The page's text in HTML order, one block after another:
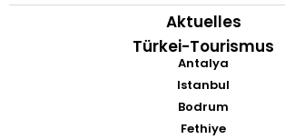
Aktuelles
Türkei-Tourismus
Antalya
Istanbul
Bodrum
Fethiye